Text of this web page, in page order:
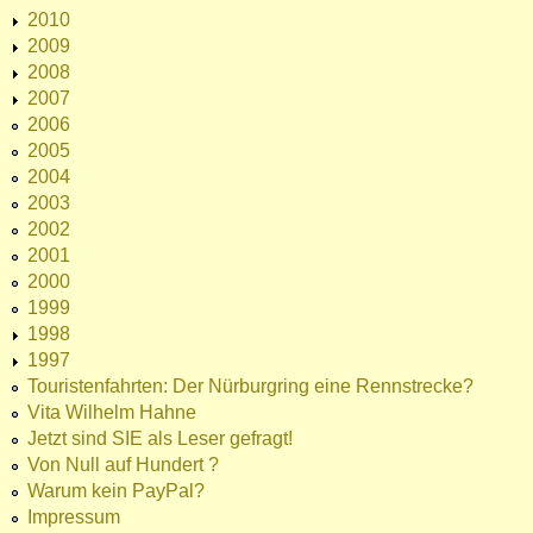
2010
2009
2008
2007
2006
2005
2004
2003
2002
2001
2000
1999
1998
1997
Touristenfahrten: Der Nürburgring eine Rennstrecke?
Vita Wilhelm Hahne
Jetzt sind SIE als Leser gefragt!
Von Null auf Hundert ?
Warum kein PayPal?
Impressum